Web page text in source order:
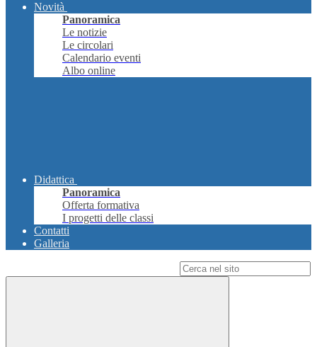
Novità
Panoramica
Le notizie
Le circolari
Calendario eventi
Albo online
Didattica
Panoramica
Offerta formativa
I progetti delle classi
Contatti
Galleria